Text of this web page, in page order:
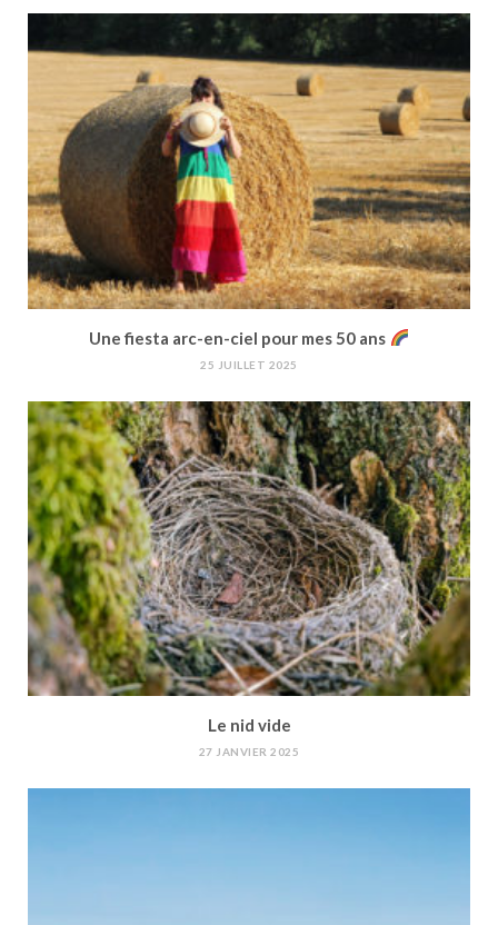
Une fiesta arc-en-ciel pour mes 50 ans
25 JUILLET 2025
Le nid vide
27 JANVIER 2025